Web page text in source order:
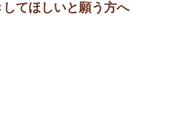
てほしいと願う方へ